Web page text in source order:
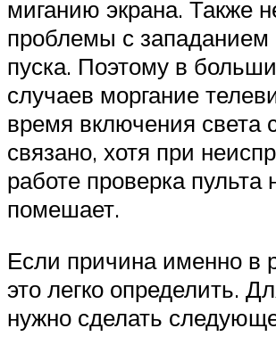
миганию экрана. Также
проблемы с западанием
пуска. Поэтому в
случаев моргание
время включения света
связано, хотя при
работе проверка пульта
помешает.
Если причина именно в
это легко определить.
нужно сделать